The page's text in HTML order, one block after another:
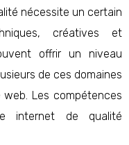
nécessite un certain
créatives et
offrir un niveau
de ces domaines
Les compétences
internet de qualité